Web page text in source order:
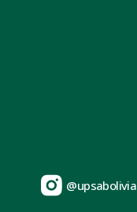
@upsabolivia